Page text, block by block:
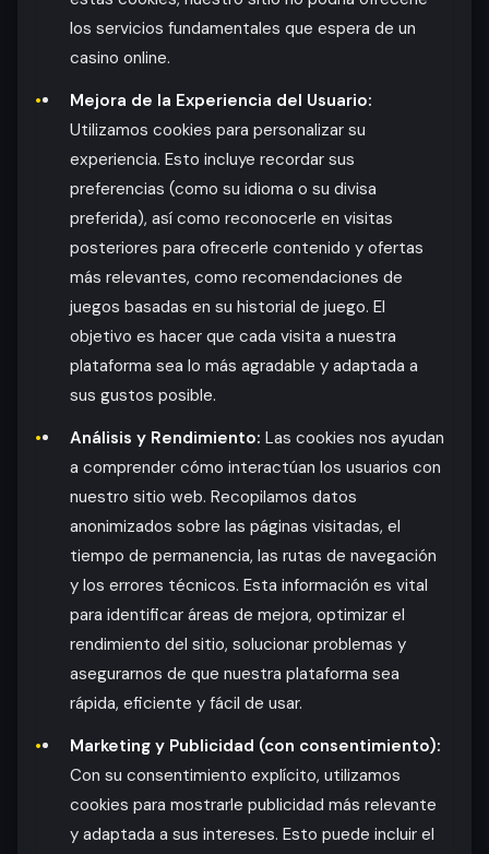
los servicios fundamentales que espera de un
casino online.
Mejora de la Experiencia del Usuario:
Utilizamos cookies para personalizar su
experiencia. Esto incluye recordar sus
preferencias (como su idioma o su divisa
preferida), así como reconocerle en visitas
posteriores para ofrecerle contenido y ofertas
más relevantes, como recomendaciones de
juegos basadas en su historial de juego. El
objetivo es hacer que cada visita a nuestra
plataforma sea lo más agradable y adaptada a
sus gustos posible.
Análisis y Rendimiento: Las cookies nos ayudan
a comprender cómo interactúan los usuarios con
nuestro sitio web. Recopilamos datos
anonimizados sobre las páginas visitadas, el
tiempo de permanencia, las rutas de navegación
y los errores técnicos. Esta información es vital
para identificar áreas de mejora, optimizar el
rendimiento del sitio, solucionar problemas y
asegurarnos de que nuestra plataforma sea
rápida, eficiente y fácil de usar.
Marketing y Publicidad (con consentimiento):
Con su consentimiento explícito, utilizamos
cookies para mostrarle publicidad más relevante
y adaptada a sus intereses. Esto puede incluir el